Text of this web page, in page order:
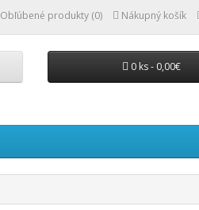
Obľúbené produkty (0) Nákupný košík
0 ks - 0,00€